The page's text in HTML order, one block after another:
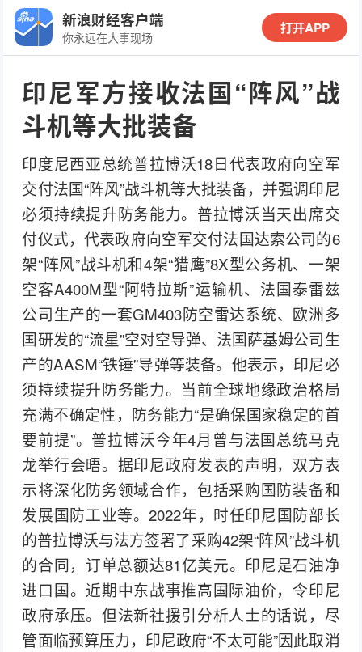
新浪财经客户端
你永远在大事现场
打开APP
印尼军方接收法国“阵风”战
斗机等大批装备
印度尼西亚总统普拉博沃18日代表政府向空军
交付法国“阵风”战斗机等大批装备，并强调印尼
必须持续提升防务能力。普拉博沃当天出席交
付仪式，代表政府向空军交付法国达索公司的6
架“阵风”战斗机和4架“猎鹰”8X型公务机、一架
空客A400M型“阿特拉斯”运输机、法国泰雷兹
公司生产的一套GM403防空雷达系统、欧洲多
国研发的“流星”空对空导弹、法国萨基姆公司生
产的AASM“铁锤”导弹等装备。他表示，印尼必
须持续提升防务能力。当前全球地缘政治格局
充满不确定性，防务能力“是确保国家稳定的首
要前提”。普拉博沃今年4月曾与法国总统马克
龙举行会晤。据印尼政府发表的声明，双方表
示将深化防务领域合作，包括采购国防装备和
发展国防工业等。2022年，时任印尼国防部长
的普拉博沃与法方签署了采购42架“阵风”战斗机
的合同，订单总额达81亿美元。印尼是石油净
进口国。近期中东战事推高国际油价，令印尼
政府承压。但法新社援引分析人士的话说，尽
管面临预算压力，印尼政府“不太可能”因此取消